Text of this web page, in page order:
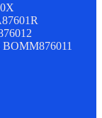
BOMM876011